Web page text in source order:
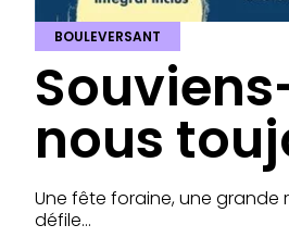
BOULEVERSANT
nous
Une fête foraine, une grande
défile…